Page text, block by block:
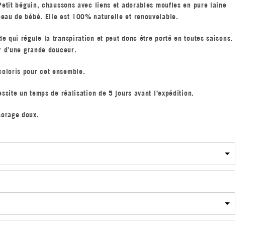
béguin, chaussons avec liens et adorables moufles en pure laine
de bébé. Elle est 100% naturelle et renouvelable.
qui régule la transpiration et peut donc être porté en toutes saisons.
grande douceur.
pour cet ensemble.
un temps de réalisation de 5 jours avant l’expédition.
doux.